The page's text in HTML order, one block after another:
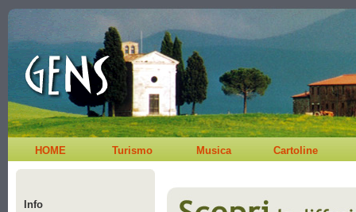
HOME Turismo Musica Cartoline
Info